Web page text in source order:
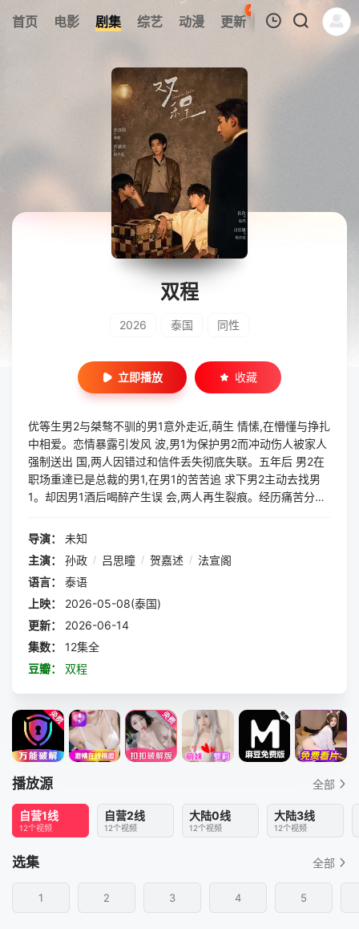
首页 电影 剧集 综艺 动漫 更新
45
热榜 APP
我的观影记录
暂无观看影片的记录
双程
2026 泰国 同性
立即播放 收藏
优等生男2与桀骜不驯的男1意外走近,萌生 情愫,在懵懂与挣扎
中相爱。恋情暴露引发风 波,男1为保护男2而冲动伤人被家人
强制送出 国,两人因错过和信件丢失彻底失联。五年后 男2在
职场重達已是总裁的男1,在男1的苦苦追 求下男2主动去找男
1。却因男1酒后喝醉产生误 会,两人再生裂痕。经历痛苦分
放下伤害,重新携手共度未来
导演：
未知
主演：
孙政 / 吕思瞳 / 贺嘉述 / 法宣阁
语言：
泰语
上映：
2026-05-08(泰国)
更新：
2026-06-14
集数：
12集全
豆瓣：
双程
播放源 全部
自营1线
12个视频
自营2线
12个视频
大陆0线
12个视频
大陆3线
12个视频
选集 全部
1 2 3 4 5